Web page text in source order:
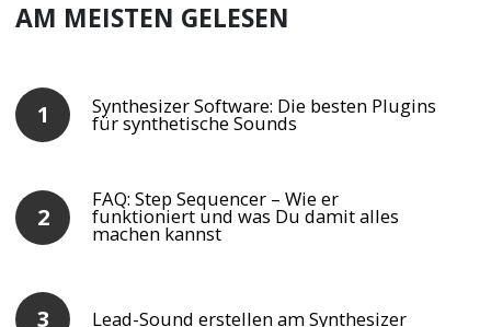
AM MEISTEN GELESEN
Synthesizer Software: Die besten Plugins
für synthetische Sounds
FAQ: Step Sequencer – Wie er
funktioniert und was Du damit alles
machen kannst
Lead-Sound erstellen am Synthesizer